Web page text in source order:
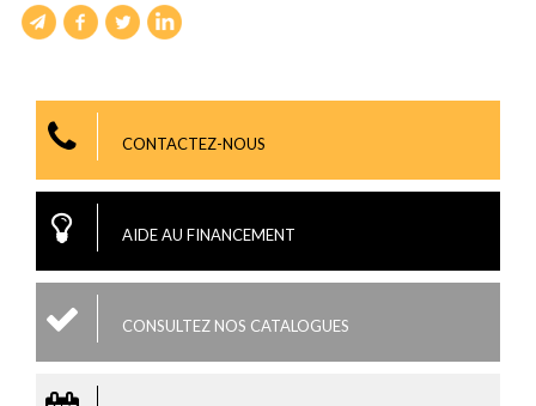
CONTACTEZ-NOUS
AIDE AU FINANCEMENT
CONSULTEZ NOS CATALOGUES